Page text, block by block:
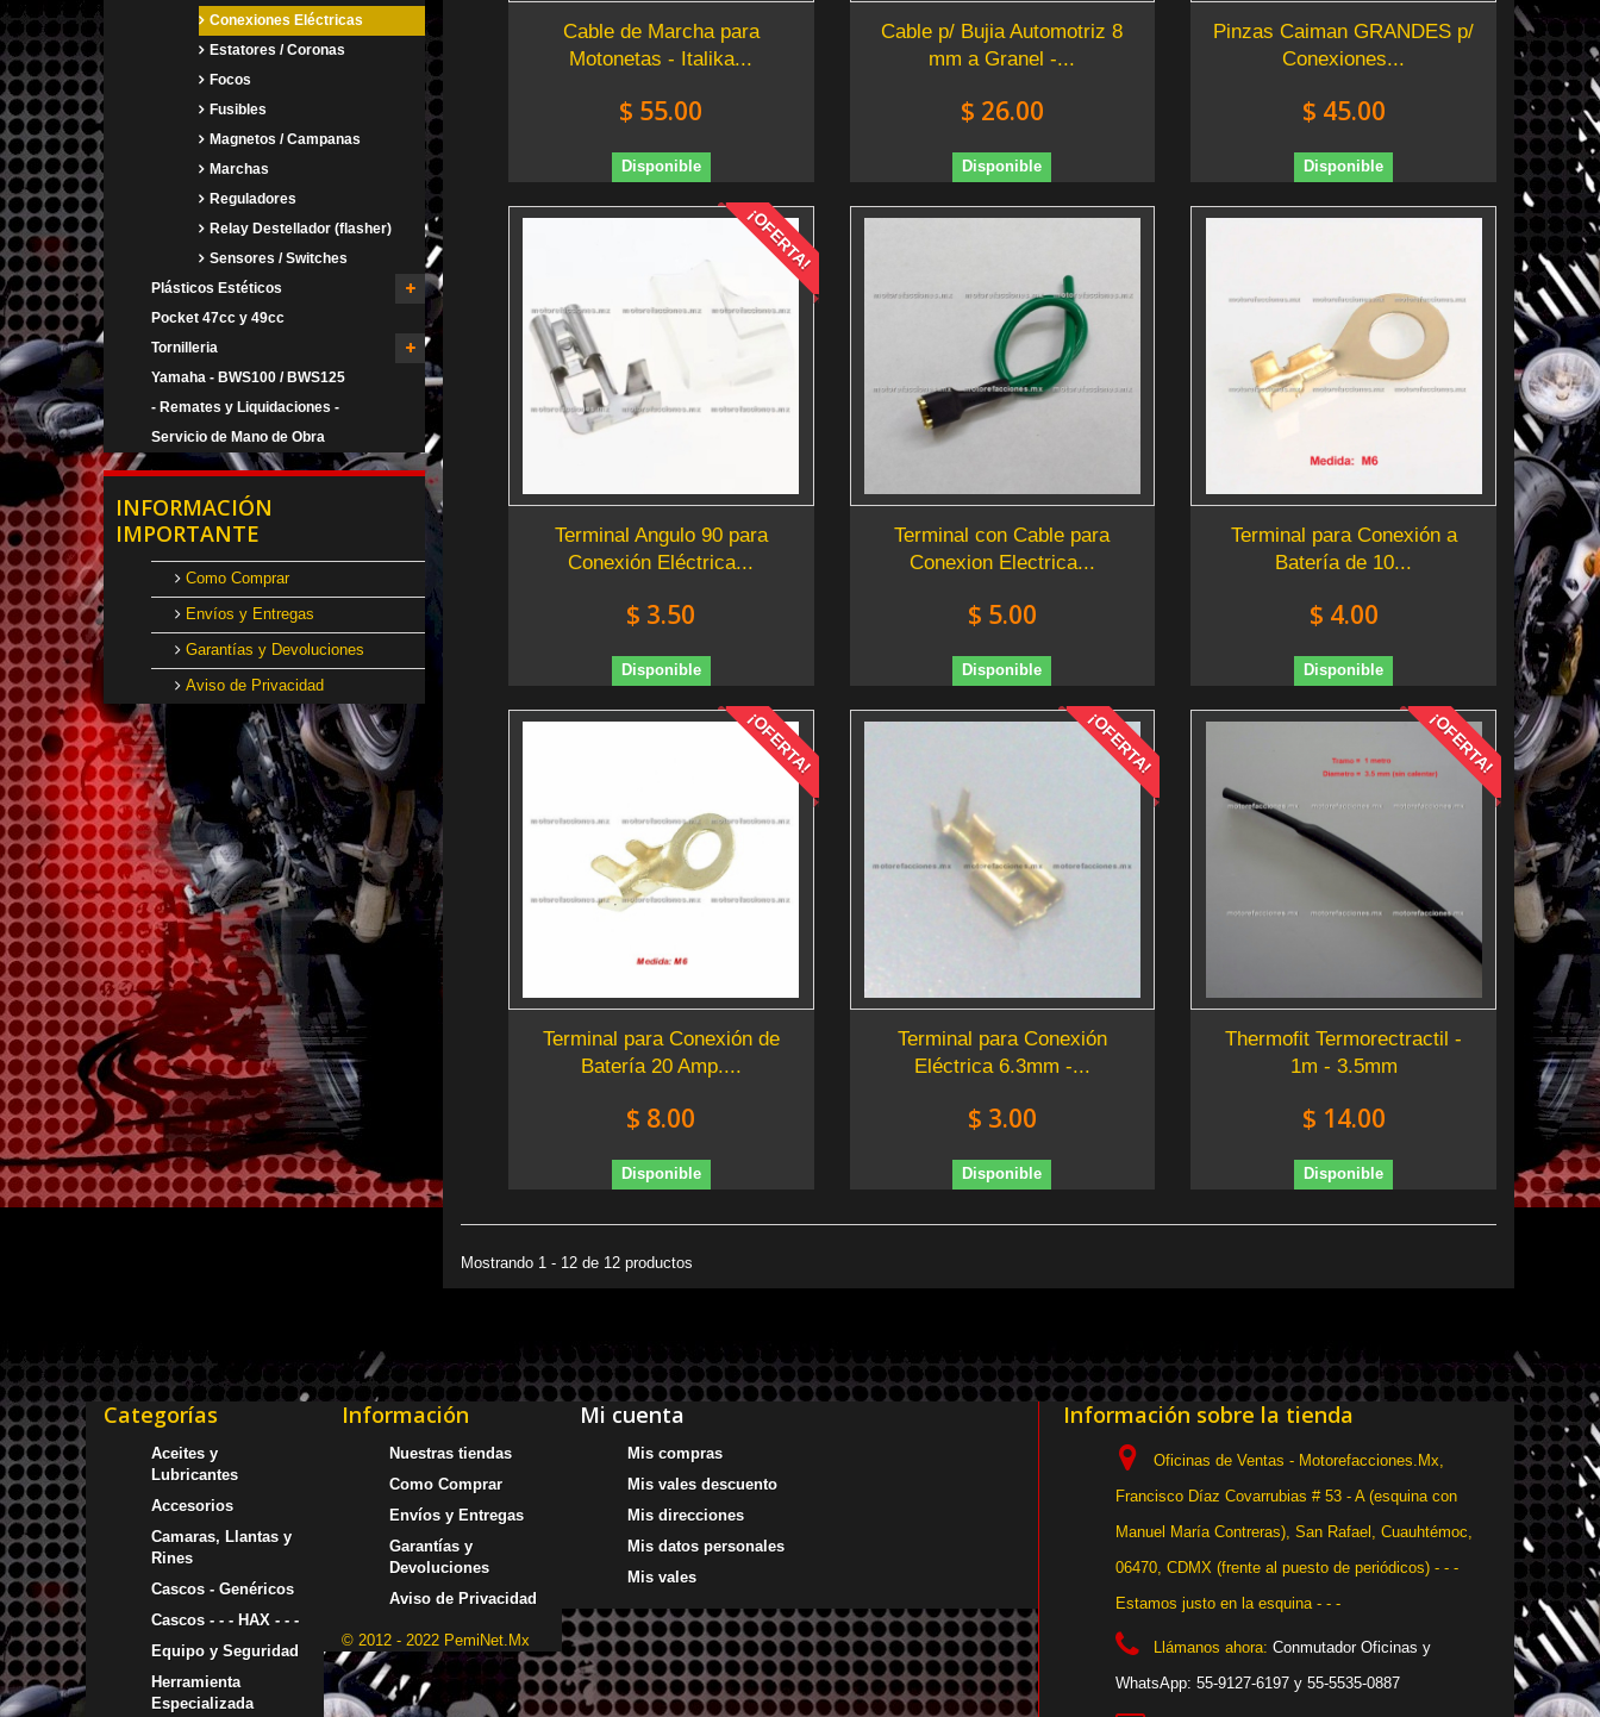
Conexiones Eléctricas
Estatores / Coronas
Focos
Fusibles
Magnetos / Campanas
Marchas
Reguladores
Relay Destellador (flasher)
Sensores / Switches
Plásticos Estéticos
Pocket 47cc y 49cc
Tornilleria
Yamaha - BWS100 / BWS125
- Remates y Liquidaciones -
Servicio de Mano de Obra
INFORMACIÓN
IMPORTANTE
Como Comprar
Envíos y Entregas
Garantías y Devoluciones
Aviso de Privacidad
Cable de Marcha para
Motonetas - Italika...
$ 55.00
Disponible
Cable p/ Bujia Automotriz 8
mm a Granel -...
$ 26.00
Disponible
Pinzas Caiman GRANDES p/
Conexiones...
$ 45.00
Disponible
¡OFERTA!
Terminal Angulo 90 para
Conexión Eléctrica...
$ 3.50
Disponible
Terminal con Cable para
Conexion Electrica...
$ 5.00
Disponible
Terminal para Conexión a
Batería de 10...
$ 4.00
Disponible
¡OFERTA!
Terminal para Conexión de
Batería 20 Amp....
$ 8.00
Disponible
¡OFERTA!
Terminal para Conexión
Eléctrica 6.3mm -...
$ 3.00
Disponible
¡OFERTA!
Thermofit Termorectractil -
1m - 3.5mm
$ 14.00
Disponible
Mostrando 1 - 12 de 12 productos
Categorías
Aceites y
Lubricantes
Accesorios
Camaras, Llantas y
Rines
Cascos - Genéricos
Cascos - - - HAX - - -
Equipo y Seguridad
Herramienta
Especializada
Información
Nuestras tiendas
Como Comprar
Envíos y Entregas
Garantías y
Devoluciones
Aviso de Privacidad
© 2012 - 2022 PemiNet.Mx
Mi cuenta
Mis compras
Mis vales descuento
Mis direcciones
Mis datos personales
Mis vales
Información sobre la tienda
Oficinas de Ventas - Motorefacciones.Mx,
Francisco Díaz Covarrubias # 53 - A (esquina con
Manuel María Contreras), San Rafael, Cuauhtémoc,
06470, CDMX (frente al puesto de periódicos) - - -
Estamos justo en la esquina - - -
Llámanos ahora: Conmutador Oficinas y
WhatsApp: 55-9127-6197 y 55-5535-0887